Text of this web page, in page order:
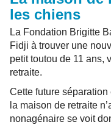
les chiens
La Fondation Brigitte
Fidji à trouver une
petit toutou de 11 ans,
retraite.
Cette future
la maison de retraite
nonagénaire se voit